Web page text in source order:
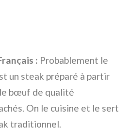
: Probablement le
un steak préparé à partir
bœuf de qualité
On le cuisine et le sert
traditionnel.